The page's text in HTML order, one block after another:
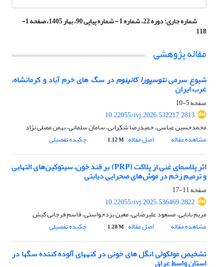
شماره جاری: دوره 22، شماره 1 - شماره پیاپی 90، بهار 1405، صفحه 1-
118
مقاله پژوهشی
شیوع سرمینئوسپورا کانینومدر سگ ­های خرم آباد و کرمانشاه،
غرب ایران
صفحه5-10
10.22055/ivj.2026.532217.2813
محمدحسین عباسی، حمیدرضا شکرانی، سامان سلمانی، بهمن مصلی نژاد
مشاهده مقاله
اصل مقاله 1.12 M چکیده تفصیلی
اثر پلاسمای غنی از پلاکت (PRP) بر قند خون، سیتوکین‌های التهابی
و ترمیم زخم در موش‌های صحرایی دیابتی
صفحه11-17
10.22055/ivj.2025.536469.2822
مریم بابایی، مسعود علیرضایی، معین یزدخواستی، قاسم فرجانی کیش
مشاهده مقاله
اصل مقاله 1.28 M چکیده تفصیلی
تشخیص مولکولی انگل ­های خونی در کنه­های آلوده کننده سگ­ها در
استان واسط عراق